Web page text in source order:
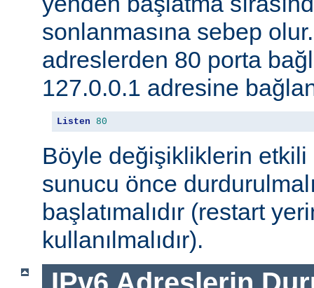
sonlanmasına sebep
adreslerden 80 porta
127.0.0.1 adresine
Listen 80
Böyle değişikliklerin
sunucu önce
başlatımalıdır (restart
kullanılmalıdır).